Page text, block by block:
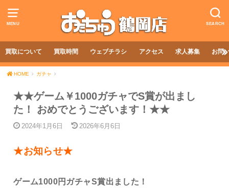
MENU SEARCH
買取について 買取時間 ウェブチラシ アクセス 求人募集 お問
HOME ガチャ
★★ゲーム￥1000ガチャでS賞が出まし
た！ おめでとうございます！★★
2024年1月6日 2026年6月6日
★お知らせ★
ゲーム1000円ガチャS賞出ました！